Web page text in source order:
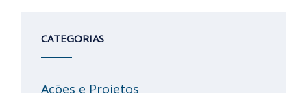
CATEGORIAS
Ações e Projetos